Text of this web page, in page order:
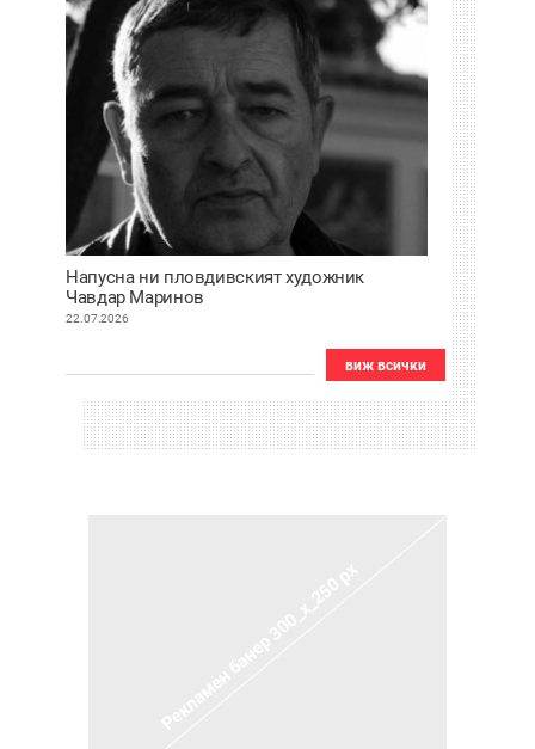
Напусна ни пловдивският художник
Чавдар Маринов
22.07.2026
виж всички